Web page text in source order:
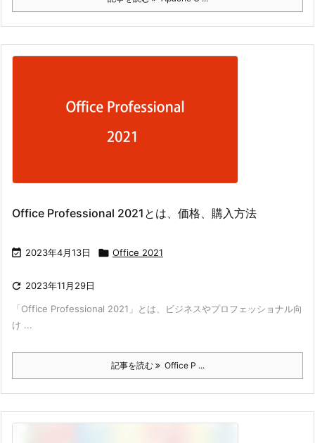
Office Professional 2021とは、価格、購入方法
 2023年4月13日  Office 2021
 2023年11月29日
「Office Professional 2021」とは、ビジネスやプロフェッショナル向
け ...
記事を読む Office P ...